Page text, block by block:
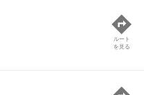
ルート
を見る